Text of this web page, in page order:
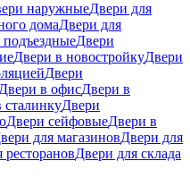
наружныеДвери для
домаДвери для
Двери
Двери в новостройкуДвери
Двери
Двери в офисДвери в
сталинкуДвери
Двери сейфовыеДвери в
для магазиновДвери для
ресторановДвери для склада